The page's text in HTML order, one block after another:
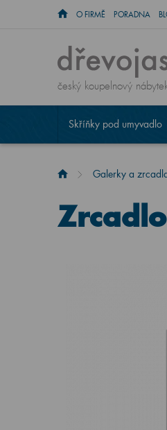
O FIRMĚ PORADNA
český koupelnový
Skříňky pod umyvadlo
Galerky a
Zrcadlo